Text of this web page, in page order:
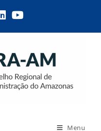
Menu